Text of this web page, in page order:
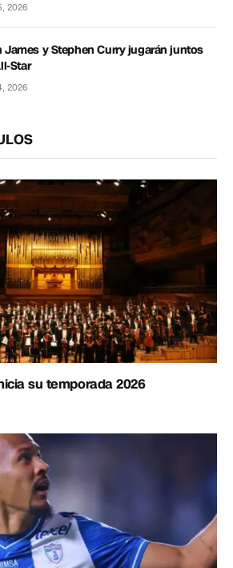
2026
James y Stephen Curry jugarán juntos
Star
2026
su temporada 2026